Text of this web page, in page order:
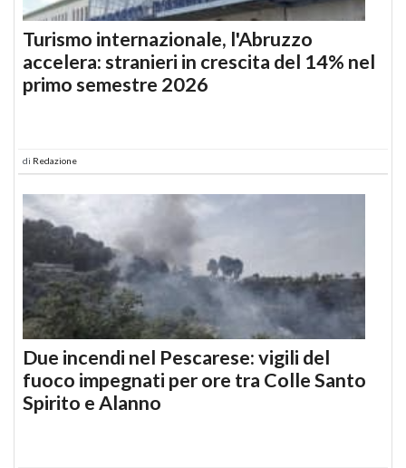
Turismo internazionale, l'Abruzzo
accelera: stranieri in crescita del 14% nel
primo semestre 2026
di Redazione
Due incendi nel Pescarese: vigili del
fuoco impegnati per ore tra Colle Santo
Spirito e Alanno